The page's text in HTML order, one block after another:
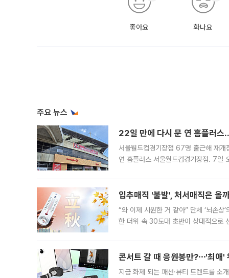
좋아요 화나요
주요 뉴스
22일 만에 다시 문 연 홈플러스
서울월드컵경기장점 67명 출근해 재
연 홈플러스 서울월드컵경기장점. 7일
입추매직 '불발', 처서매직은 올
“와 이제 시원한 거 같아” 단체 ‘뇌손
한 더위 속 30도대 초반이 상대적으로
콘서트 갈 때 응원봉만?⋯'최애'
지금 화제 되는 패션·뷰티 트렌드를 소